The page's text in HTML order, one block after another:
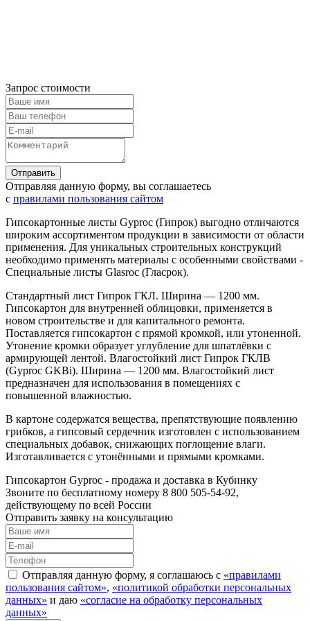
Запрос стоимости
Отправляя данную форму, вы соглашаетесь
с правилами пользования сайтом
Гипсокартонные листы Gyproc (Гипрок) выгодно отличаются
широким ассортиментом продукции в зависимости от области
применения. Для уникальных строительных конструкций
необходимо применять материалы с особенными свойствами -
Специальные листы Glasroc (Гласрок).
Стандартный лист Гипрок ГКЛ. Ширина — 1200 мм.
Гипсокартон для внутренней облицовки, применяется в
новом строительстве и для капитального ремонта.
Поставляется гипсокартон с прямой кромкой, или утоненной.
Утонение кромки образует углубление для шпатлёвки с
армирующей лентой. Влагостойкий лист Гипрок ГКЛВ
(Gyproc GKBi). Ширина — 1200 мм. Влагостойкий лист
предназначен для использования в помещениях c
повышенной влажностью.
В картоне содержатся вещества, препятствующие появлению
грибков, а гипсовый сердечник изготовлен с использованием
специальных добавок, снижающих поглощение влаги.
Изготавливается с утонёнными и прямыми кромками.
Гипсокартон Gyproc - продажа и доставка в Кубинку
Звоните по бесплатному номеру 8 800 505-54-92,
действующему по всей России
Отправить заявку на консультацию
Отправляя данную форму, я соглашаюсь с «правилами
пользования сайтом», «политикой обработки персональных
данных» и даю «согласие на обработку персональных
данных»